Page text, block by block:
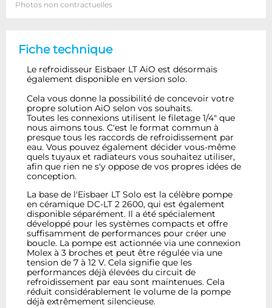
Photos non contractuelles
Fiche technique
Le refroidisseur Eisbaer LT AiO est désormais
également disponible en version solo.
Cela vous donne la possibilité de concevoir votre
propre solution AiO selon vos souhaits.
Toutes les connexions utilisent le filetage 1/4" que
nous aimons tous. C'est le format commun à
presque tous les raccords de refroidissement par
eau. Vous pouvez également décider vous-même
quels tuyaux et radiateurs vous souhaitez utiliser,
afin que rien ne s'y oppose de vos propres idées de
conception.
La base de l'Eisbaer LT Solo est la célèbre pompe
en céramique DC-LT 2 2600, qui est également
disponible séparément. Il a été spécialement
développé pour les systèmes compacts et offre
suffisamment de performances pour créer une
boucle. La pompe est actionnée via une connexion
Molex à 3 broches et peut être régulée via une
tension de 7 à 12 V. Cela signifie que les
performances déjà élevées du circuit de
refroidissement par eau sont maintenues. Cela
réduit considérablement le volume de la pompe
déjà extrêmement silencieuse.